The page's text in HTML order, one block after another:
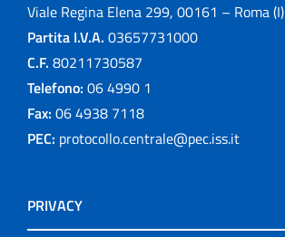
Viale Regina Elena 299, 00161 – Roma (I)
Partita I.V.A. 03657731000
C.F. 80211730587
Telefono: 06 4990 1
Fax: 06 4938 7118
PEC: protocollo.centrale@pec.iss.it
PRIVACY